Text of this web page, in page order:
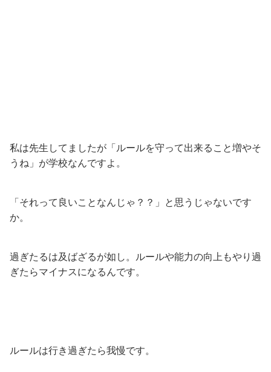
私は先生してましたが「ルールを守って出来ること増やそ
うね」が学校なんですよ。
「それって良いことなんじゃ？？」と思うじゃないです
か。
過ぎたるは及ばざるが如し。ルールや能力の向上もやり過
ぎたらマイナスになるんです。
ルールは行き過ぎたら我慢です。